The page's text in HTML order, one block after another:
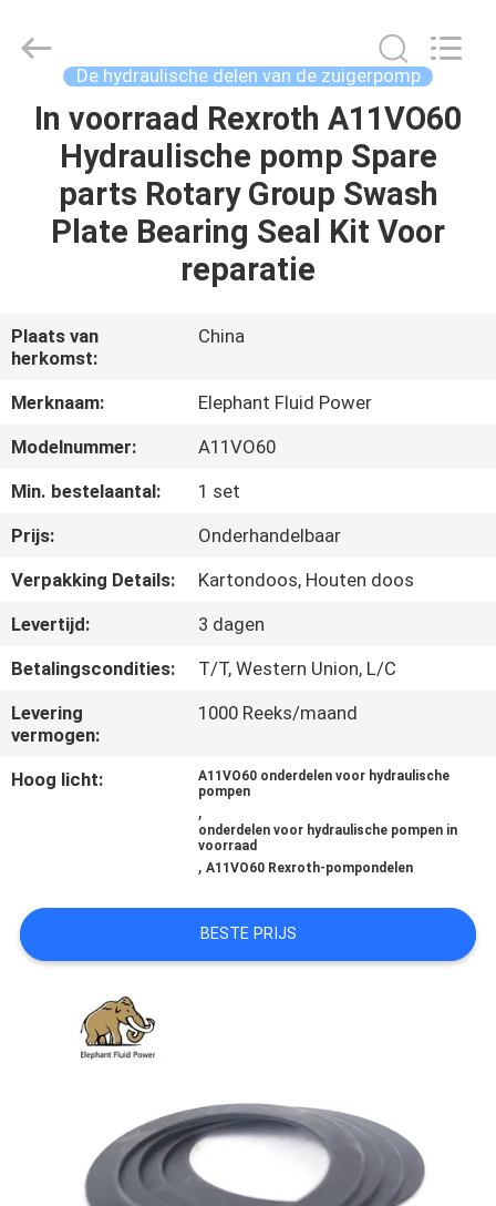
HUIS
PRODUCTEN
FABRIEKSREIS
KWALITEITSCONTROLE
CONTACTEER
ONS
NIEUWS
GEVALLEN
Fluid
Power
Reserved.
De hydraulische delen van de zuigerpomp
In voorraad Rexroth A11VO60
Hydraulische pomp Spare
parts Rotary Group Swash
Plate Bearing Seal Kit Voor
reparatie
Plaats van
herkomst:
China
Merknaam:
Elephant Fluid Power
Modelnummer:
A11VO60
Min. bestelaantal:
1 set
Prijs:
Onderhandelbaar
Verpakking Details:
Kartondoos, Houten doos
Levertijd:
3 dagen
Betalingscondities:
T/T, Western Union, L/C
Levering
vermogen:
1000 Reeks/maand
Hoog licht:
A11VO60 onderdelen voor hydraulische
pompen
,
onderdelen voor hydraulische pompen in
voorraad
,A11VO60 Rexroth-pompondelen
BESTE PRIJS